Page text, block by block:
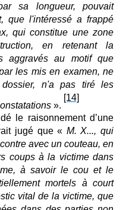
sa longueur, pouvait
que l'intéressé a frappé
qui constitue une zone
en retenant la
aggravés au motif que
les mis en examen, ne
n'a pas tiré les
».
[14]
le raisonnement d’une
jugé que « M. X..., qui
avec un couteau, en
coups à la victime dans
à savoir le cou et le
mortels à court
vital de la victime, que